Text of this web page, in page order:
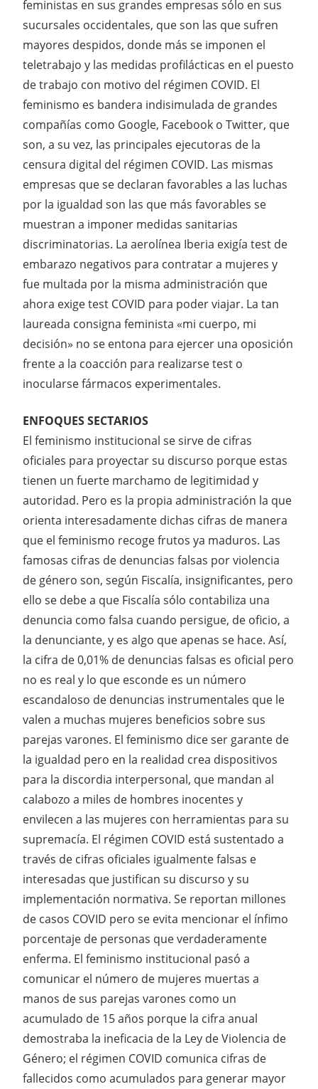
feministas en sus grandes empresas sólo en sus
sucursales occidentales, que son las que sufren
mayores despidos, donde más se imponen el
teletrabajo y las medidas profilácticas en el puesto
de trabajo con motivo del régimen COVID. El
feminismo es bandera indisimulada de grandes
compañías como Google, Facebook o Twitter, que
son, a su vez, las principales ejecutoras de la
censura digital del régimen COVID. Las mismas
empresas que se declaran favorables a las luchas
por la igualdad son las que más favorables se
muestran a imponer medidas sanitarias
discriminatorias. La aerolínea Iberia exigía test de
embarazo negativos para contratar a mujeres y
fue multada por la misma administración que
ahora exige test COVID para poder viajar. La tan
laureada consigna feminista «mi cuerpo, mi
decisión» no se entona para ejercer una oposición
frente a la coacción para realizarse test o
inocularse fármacos experimentales.
ENFOQUES SECTARIOS
El feminismo institucional se sirve de cifras
oficiales para proyectar su discurso porque estas
tienen un fuerte marchamo de legitimidad y
autoridad. Pero es la propia administración la que
orienta interesadamente dichas cifras de manera
que el feminismo recoge frutos ya maduros. Las
famosas cifras de denuncias falsas por violencia
de género son, según Fiscalía, insignificantes, pero
ello se debe a que Fiscalía sólo contabiliza una
denuncia como falsa cuando persigue, de oficio, a
la denunciante, y es algo que apenas se hace. Así,
la cifra de 0,01% de denuncias falsas es oficial pero
no es real y lo que esconde es un número
escandaloso de denuncias instrumentales que le
valen a muchas mujeres beneficios sobre sus
parejas varones. El feminismo dice ser garante de
la igualdad pero en la realidad crea dispositivos
para la discordia interpersonal, que mandan al
calabozo a miles de hombres inocentes y
envilecen a las mujeres con herramientas para su
supremacía. El régimen COVID está sustentado a
través de cifras oficiales igualmente falsas e
interesadas que justifican su discurso y su
implementación normativa. Se reportan millones
de casos COVID pero se evita mencionar el ínfimo
porcentaje de personas que verdaderamente
enferma. El feminismo institucional pasó a
comunicar el número de mujeres muertas a
manos de sus parejas varones como un
acumulado de 15 años porque la cifra anual
demostraba la ineficacia de la Ley de Violencia de
Género; el régimen COVID comunica cifras de
fallecidos como acumulados para generar mayor